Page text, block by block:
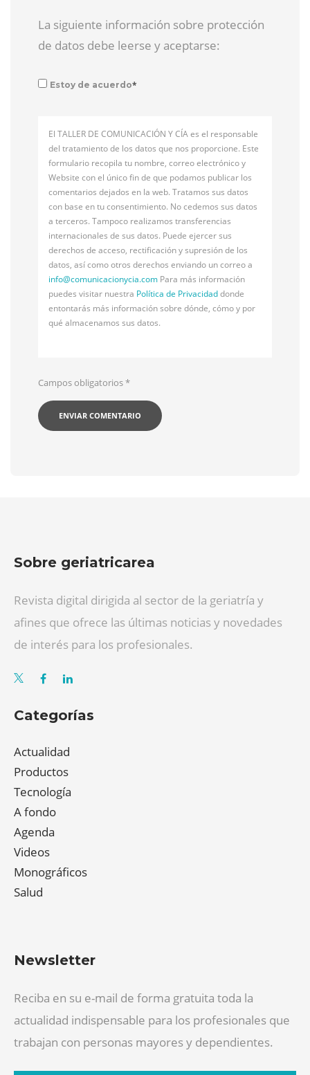
La siguiente información sobre protección
de datos debe leerse y aceptarse:
Estoy de acuerdo*
El TALLER DE COMUNICACIÓN Y CÍA es el responsable
del tratamiento de los datos que nos proporcione. Este
formulario recopila tu nombre, correo electrónico y
Website con el único fin de que podamos publicar los
comentarios dejados en la web. Tratamos sus datos
con base en tu consentimiento. No cedemos sus datos
a terceros. Tampoco realizamos transferencias
internacionales de sus datos. Puede ejercer sus
derechos de acceso, rectificación y supresión de los
datos, así como otros derechos enviando un correo a
info@comunicacionycia.com Para más información
puedes visitar nuestra Política de Privacidaddonde
entontarás más información sobre dónde, cómo y por
qué almacenamos sus datos.
Campos obligatorios*
Sobre geriatricarea
Revista digital dirigida al sector de la geriatría y
afines que ofrece las últimas noticias y novedades
de interés para los profesionales.
Categorías
Actualidad
Productos
Tecnología
A fondo
Agenda
Videos
Monográficos
Salud
Newsletter
Reciba en su e-mail de forma gratuita toda la
actualidad indispensable para los profesionales que
trabajan con personas mayores y dependientes.